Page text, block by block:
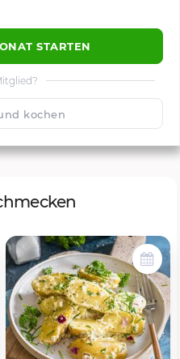
STARTEN
kochen
1500 Speichern